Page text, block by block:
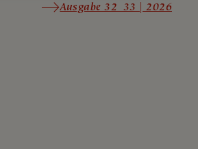
Ausgabe 32_33 | 2026